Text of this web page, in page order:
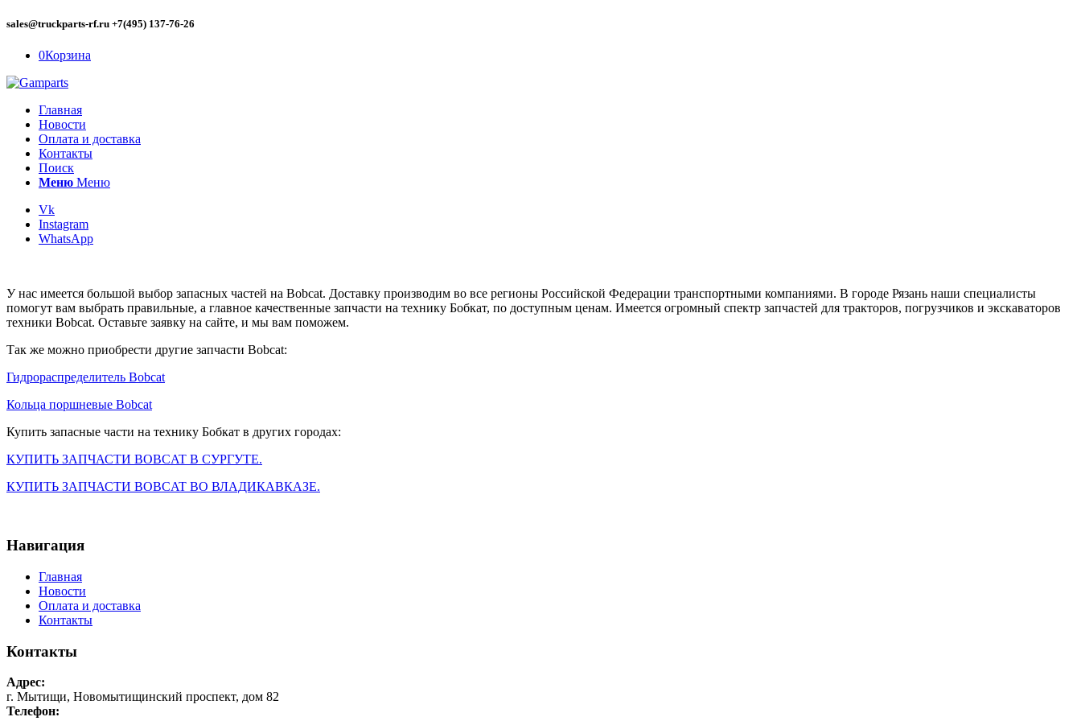
sales@truckparts-rf.ru +7(495) 137-76-26
0Корзина
Главная
Новости
Оплата и доставка
Контакты
Поиск
Меню Меню
Vk
Instagram
WhatsApp
У нас имеется большой выбор запасных частей на Bobcat. Доставку производим во все регионы Российской Федерации транспортными компаниями. В городе Рязань наши специалисты
помогут вам выбрать правильные, а главное качественные запчасти на технику Бобкат, по доступным ценам. Имеется огромный спектр запчастей для тракторов, погрузчиков и экскаваторов
техники Bobcat. Оставьте заявку на сайте, и мы вам поможем.
Так же можно приобрести другие запчасти Bobcat:
Гидрораспределитель Bobcat
Кольца поршневые Bobcat
Купить запасные части на технику Бобкат в других городах:
КУПИТЬ ЗАПЧАСТИ BOBCAT В СУРГУТЕ.
КУПИТЬ ЗАПЧАСТИ BOBCAT ВО ВЛАДИКАВКАЗЕ.
Навигация
Главная
Новости
Оплата и доставка
Контакты
Контакты
Адрес:
г. Мытищи, Новомытищинский проспект, дом 82
Телефон: